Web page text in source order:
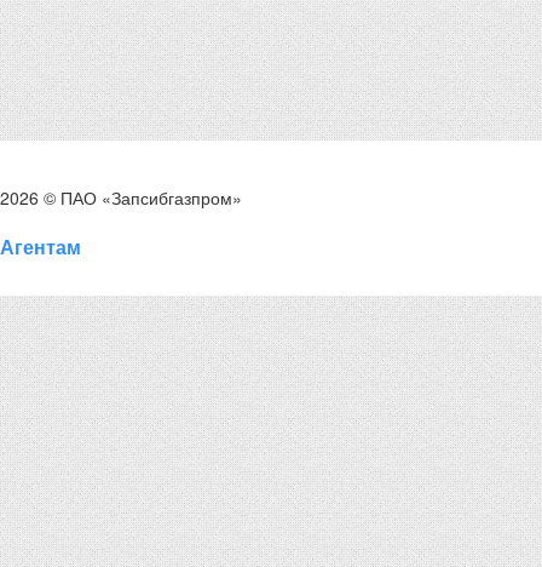
2026 © ПАО «Запсибгазпром»
Агентам